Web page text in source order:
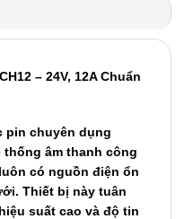
– 24V, 12A Chuẩn
pin chuyên dụng
thống âm thanh công
có nguồn điện ổn
i. Thiết bị này tuân
ệu suất cao và độ tin